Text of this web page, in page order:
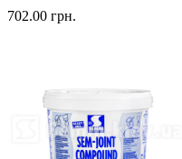
702.00 грн.